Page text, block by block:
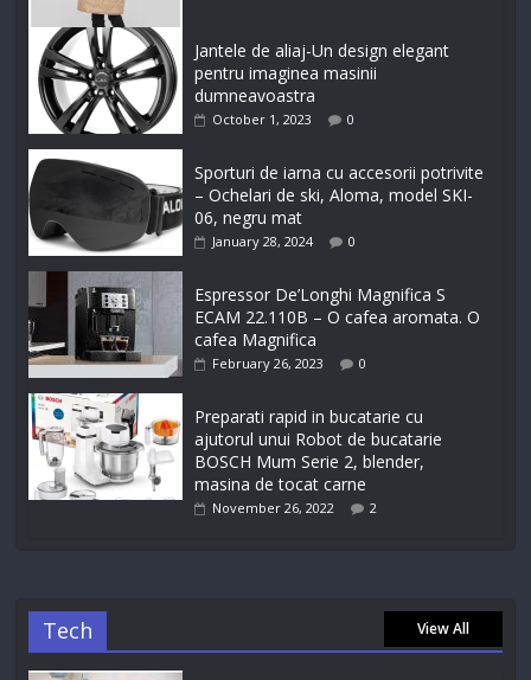
Jantele de aliaj-Un design elegant
pentru imaginea masinii
dumneavoastra
October 1, 2023 0
Sporturi de iarna cu accesorii potrivite
– Ochelari de ski, Aloma, model SKI-
06, negru mat
January 28, 2024 0
Espressor De’Longhi Magnifica S
ECAM 22.110B – O cafea aromata. O
cafea Magnifica
February 26, 2023 0
Preparati rapid in bucatarie cu
ajutorul unui Robot de bucatarie
BOSCH Mum Serie 2, blender,
masina de tocat carne
November 26, 2022 2
Tech View All